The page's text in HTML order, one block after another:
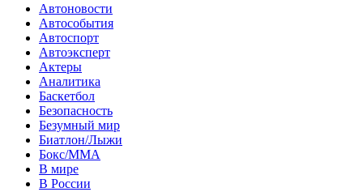
Автоновости
Автособытия
Автоспорт
Автоэксперт
Актеры
Аналитика
Баскетбол
Безопасность
Безумный мир
Биатлон/Лыжи
Бокс/MMA
В мире
В России